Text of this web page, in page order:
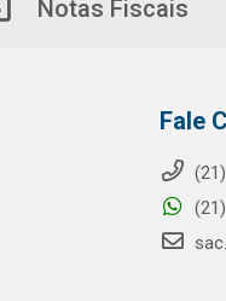
Notas Fiscais
Fale